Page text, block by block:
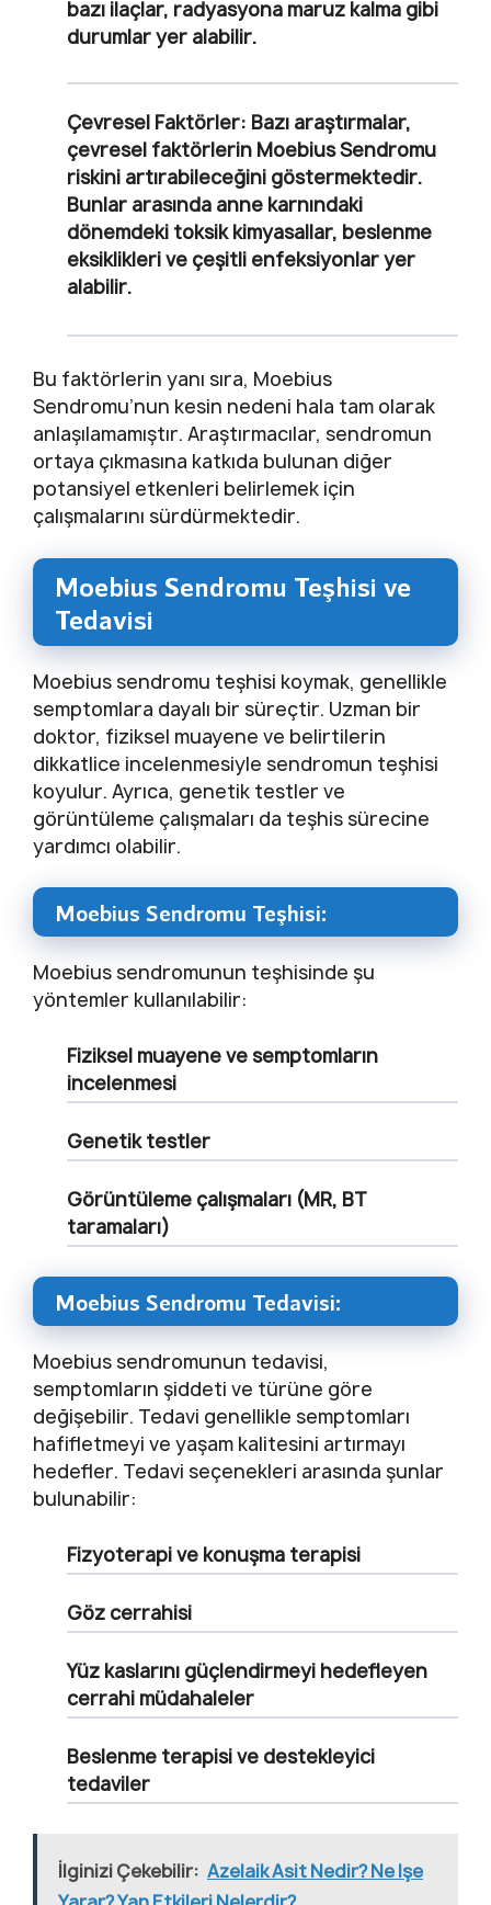
bazı ilaçlar, radyasyona maruz kalma gibi
durumlar yer alabilir.
Çevresel Faktörler: Bazı araştırmalar,
çevresel faktörlerin Moebius Sendromu
riskini artırabileceğini göstermektedir.
Bunlar arasında anne karnındaki
dönemdeki toksik kimyasallar, beslenme
eksiklikleri ve çeşitli enfeksiyonlar yer
alabilir.
Bu faktörlerin yanı sıra, Moebius
Sendromu’nun kesin nedeni hala tam olarak
anlaşılamamıştır. Araştırmacılar, sendromun
ortaya çıkmasına katkıda bulunan diğer
potansiyel etkenleri belirlemek için
çalışmalarını sürdürmektedir.
Moebius Sendromu Teşhisi ve
Tedavisi
Moebius sendromu teşhisi koymak, genellikle
semptomlara dayalı bir süreçtir. Uzman bir
doktor, fiziksel muayene ve belirtilerin
dikkatlice incelenmesiyle sendromun teşhisi
koyulur. Ayrıca, genetik testler ve
görüntüleme çalışmaları da teşhis sürecine
yardımcı olabilir.
Moebius Sendromu Teşhisi:
Moebius sendromunun teşhisinde şu
yöntemler kullanılabilir:
Fiziksel muayene ve semptomların
incelenmesi
Genetik testler
Görüntüleme çalışmaları (MR, BT
taramaları)
Moebius Sendromu Tedavisi:
Moebius sendromunun tedavisi,
semptomların şiddeti ve türüne göre
değişebilir. Tedavi genellikle semptomları
hafifletmeyi ve yaşam kalitesini artırmayı
hedefler. Tedavi seçenekleri arasında şunlar
bulunabilir:
Fizyoterapi ve konuşma terapisi
Göz cerrahisi
Yüz kaslarını güçlendirmeyi hedefleyen
cerrahi müdahaleler
Beslenme terapisi ve destekleyici
tedaviler
İlginizi Çekebilir: Azelaik Asit Nedir? Ne Işe